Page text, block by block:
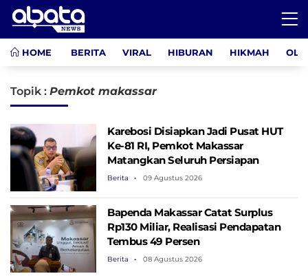
HOME BERITA VIRAL HIBURAN HIKMAH
Topik : Pemkot makassar
Karebosi Disiapkan Jadi Pusat HUT
Ke-81 RI, Pemkot Makassar
Matangkan Seluruh Persiapan
Berita 09 Agustus 2026
Bapenda Makassar Catat Surplus
Rp130 ​​Miliar, Realisasi Pendapatan
Tembus 49 Persen
Berita 08 Agustus 2026